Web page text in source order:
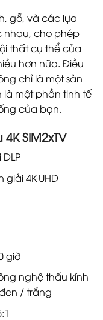
gỗ, và các lựa
nhau, cho phép
thất cụ thể của
hơn nữa. Điều
chỉ là một sản
một phần tinh tế
của bạn.
SIM2xTV
4K-UHD
giờ
nghệ thấu kính
/ trắng